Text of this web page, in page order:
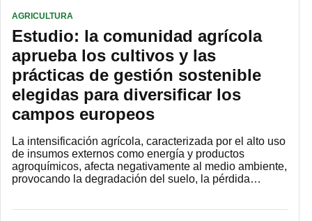
AGRICULTURA
Estudio: la comunidad agrícola
aprueba los cultivos y las
prácticas de gestión sostenible
elegidas para diversificar los
campos europeos
La intensificación agrícola, caracterizada por el alto uso
de insumos externos como energía y productos
agroquímicos, afecta negativamente al medio ambiente,
provocando la degradación del suelo, la pérdida…